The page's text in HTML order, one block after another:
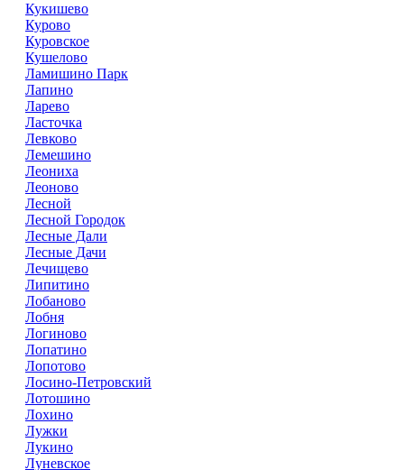
Кукишево
Курово
Куровское
Кушелово
Ламишино Парк
Лапино
Ларево
Ласточка
Левково
Лемешино
Леониха
Леоново
Лесной
Лесной Городок
Лесные Дали
Лесные Дачи
Лечищево
Липитино
Лобаново
Лобня
Логиново
Лопатино
Лопотово
Лосино-Петровский
Лотошино
Лохино
Лужки
Лукино
Луневское